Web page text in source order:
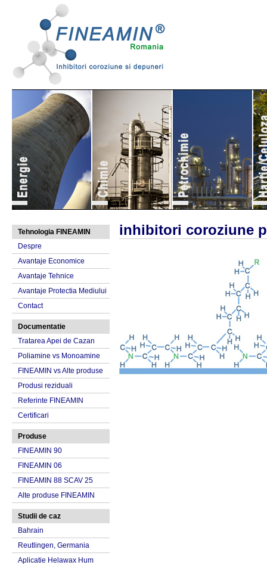
inhibitori coroziune
Tehnologia FINEAMIN
Despre
Avantaje Economice
Avantaje Tehnice
Avantaje Protectia Mediului
Contact
Documentatie
Tratarea Apei de Cazan
Poliamine vs Monoamine
FINEAMIN vs Alte produse
Produsi reziduali
Referinte FINEAMIN
Certificari
Produse
FINEAMIN 90
FINEAMIN 06
FINEAMIN 88 SCAV 25
Alte produse FINEAMIN
Studii de caz
Bahrain
Reutlingen, Germania
Aplicatie Helawax Hum